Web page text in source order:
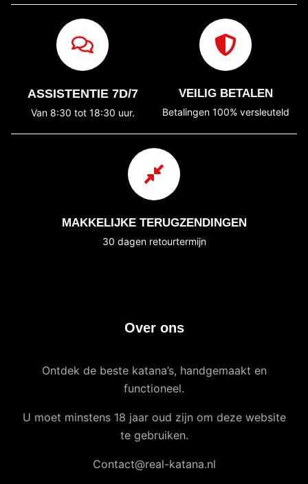
ASSISTENTIE 7D/7
Van 8:30 tot 18:30 uur.
VEILIG BETALEN
Betalingen 100% versleuteld
MAKKELIJKE TERUGZENDINGEN
30 dagen retourtermijn
Over ons
Ontdek de beste katana’s, handgemaakt en
functioneel.
U moet minstens 18 jaar oud zijn om deze website
te gebruiken.
Contact@real-katana.nl